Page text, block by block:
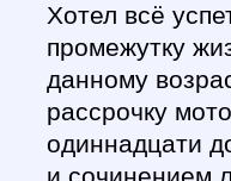
Хотел всё
промежутку
данному
рассрочку
одиннадцати